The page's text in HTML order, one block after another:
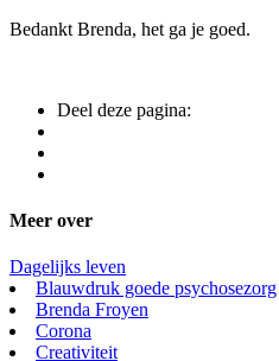
Bedankt Brenda, het ga je goed.
Deel deze pagina:
Meer over
Dagelijks leven
Blauwdruk goede psychosezorg
Brenda Froyen
Corona
Creativiteit